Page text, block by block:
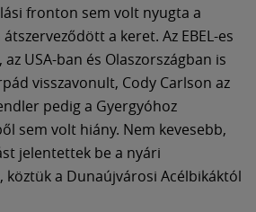
fronton sem volt nyugta a
a keret. Az EBEL-es
USA-ban és Olaszországban is
visszavonult, Cody Carlson az
pedig a Gyergyóhoz
sem volt hiány. Nem kevesebb,
jelentettek be a nyári
a Dunaújvárosi Acélbikáktól